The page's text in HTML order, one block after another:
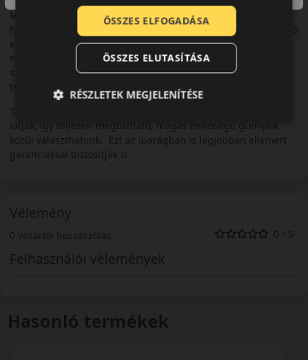
Mi sem mutatja jobban a világszintű elismertséget, mint az,
hogy a márkát már Nyugat-Európában és Észak-Amerikában is
előszeretettel használják. Széles termékpalettájukon szinte
minden járműhöz találunk téli-, illetve nyárigumikat is – a
személyautóktól kezdve, a luxusautókon át, egészen a
teherautókig.
Technológiai újításaikat a piac vezérelte lehetőségekben
látják, így teljesen megbízható, magas minőségű gumijaik
közül választhatunk. Ezt az iparágban is legjobban elismert
garanciákkal biztosítják is.
Vélemény
0 vásárlói hozzászólás 0 / 5
Felhasználói vélemények
Hasonló termékek
ÖSSZES ELFOGADÁSA
ÖSSZES ELUTASÍTÁSA
RÉSZLETEK MEGJELENÍTÉSE